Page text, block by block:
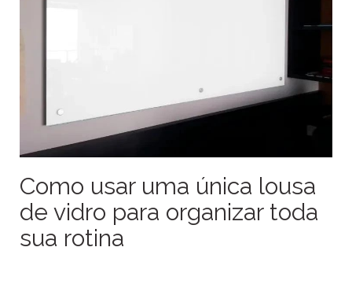
Como usar uma única lousa
de vidro para organizar toda
sua rotina